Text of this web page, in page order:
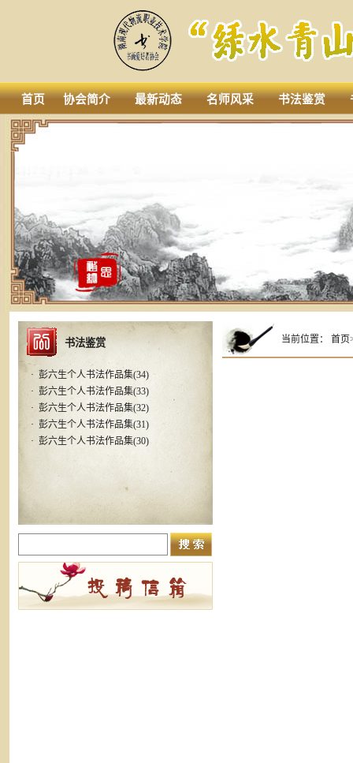
首页 协会简介 最新动态 名师风采 书法鉴赏
书法鉴赏
· 彭六生个人书法作品集(34)
· 彭六生个人书法作品集(33)
· 彭六生个人书法作品集(32)
· 彭六生个人书法作品集(31)
· 彭六生个人书法作品集(30)
当前位置：首页